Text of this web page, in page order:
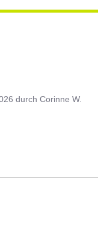
durchCorinne W.